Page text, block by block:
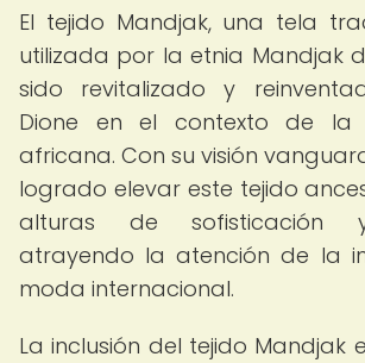
El tejido Mandjak, una tela
utilizada por la etnia Mandjak
sido revitalizado y
Dione en el contexto de la
africana. Con su visión
logrado elevar este tejido
alturas de sofisticación
atrayendo la atención de la
moda internacional.
La inclusión del tejido Mandjak